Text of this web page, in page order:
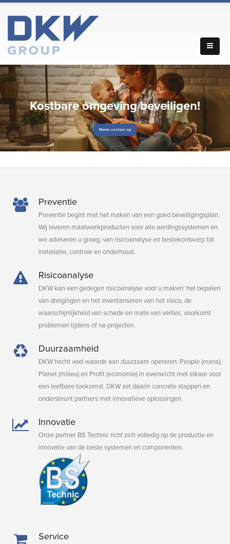
Kostbare omgeving beveiligen!
Neem contact op
Preventie
Preventie begint met het maken van een goed beveiligingsplan.
Wij leveren maatwerkproducten voor alle aardingssystemen en
we adviseren u graag, van risicoanalyse en bestekontwerp tot
installatie, controle en onderhoud.
Risicoanalyse
DKW kan een gedegen risicoanalyse voor u maken: het bepalen
van dreigingen en het inventariseren van het risico, de
waarschijnlijkheid van schade en mate van verlies, voorkomt
problemen tijdens of na projecten.
Duurzaamheid
DKW hecht veel waarde aan duurzaam opereren: People (mens),
Planet (milieu) en Profit (economie) in evenwicht met elkaar voor
een leefbare toekomst. DKW zet daarin concrete stappen en
ondersteunt partners met innovatieve oplossingen.
Innovatie
Onze partner BS Technic richt zich volledig op de productie en
innovatie van de beste systemen en componenten.
Service